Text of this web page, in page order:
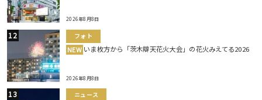
2026年8月8日
フォト
NEW いま枚方から「茨木辯天花火大会」の花火みえてる2026
2026年8月8日
ニュース